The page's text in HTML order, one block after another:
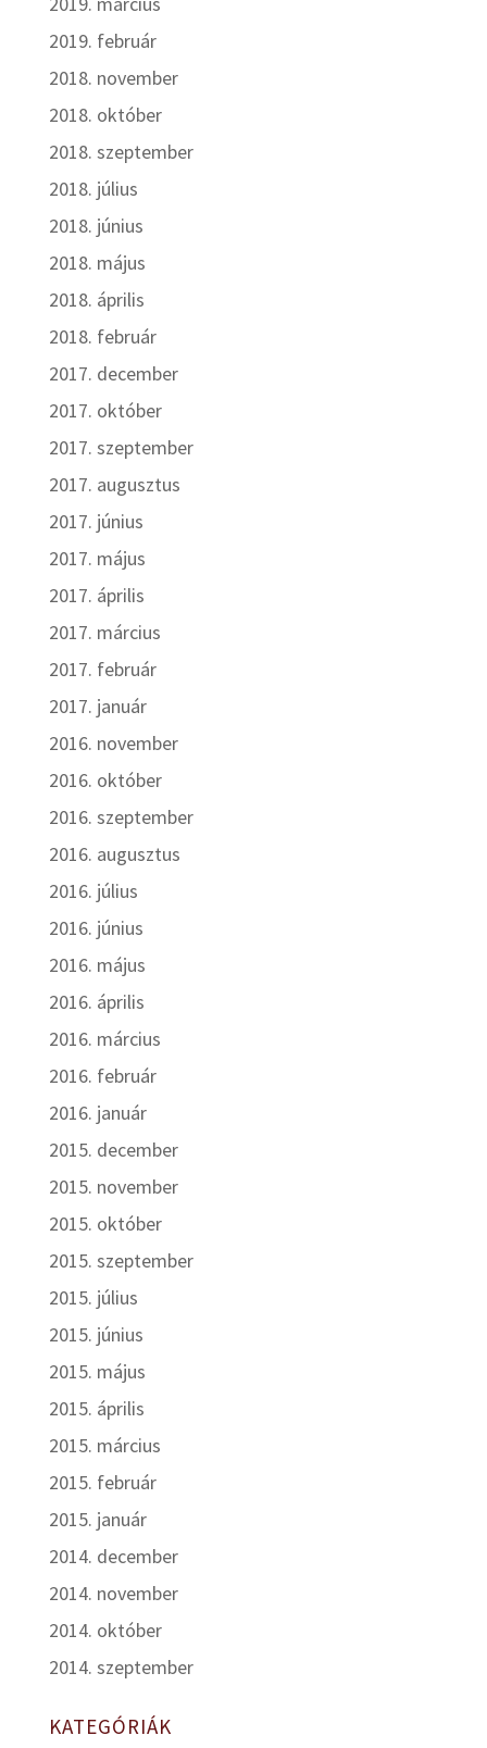
2019. február
2018. november
2018. október
2018. szeptember
2018. július
2018. június
2018. május
2018. április
2018. február
2017. december
2017. október
2017. szeptember
2017. augusztus
2017. június
2017. május
2017. április
2017. március
2017. február
2017. január
2016. november
2016. október
2016. szeptember
2016. augusztus
2016. július
2016. június
2016. május
2016. április
2016. március
2016. február
2016. január
2015. december
2015. november
2015. október
2015. szeptember
2015. július
2015. június
2015. május
2015. április
2015. március
2015. február
2015. január
2014. december
2014. november
2014. október
2014. szeptember
KATEGÓRIÁK